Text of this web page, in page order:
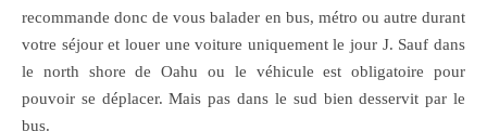
recommande donc de vous balader en bus, métro ou autre durant
votre séjour et louer une voiture uniquement le jour J. Sauf dans
le north shore de Oahu ou le véhicule est obligatoire pour
pouvoir se déplacer. Mais pas dans le sud bien desservit par le
bus.